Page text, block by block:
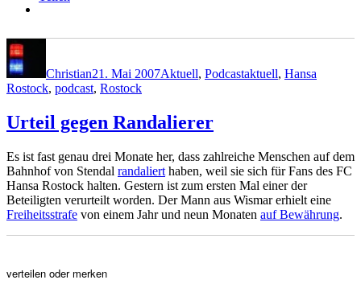
Christian21. Mai 2007Aktuell, Podcastaktuell, Hansa
Rostock, podcast, Rostock
Urteil gegen Randalierer
Es ist fast genau drei Monate her, dass zahlreiche Menschen auf dem
Bahnhof von Stendal randaliert haben, weil sie sich für Fans des FC
Hansa Rostock halten. Gestern ist zum ersten Mal einer der
Beteiligten verurteilt worden. Der Mann aus Wismar erhielt eine
Freiheitsstrafe von einem Jahr und neun Monaten auf Bewährung.
verteilen oder merken